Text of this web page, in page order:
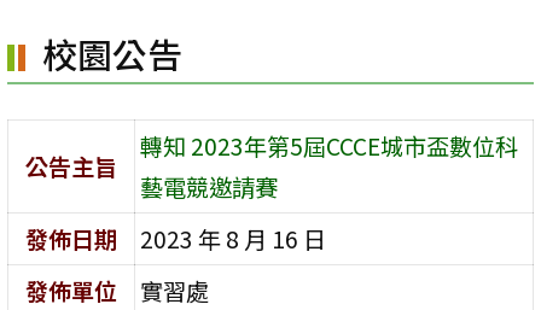
容
區
校園公告
公告主旨
轉知 2023年第5屆CCCE城市盃數位科
藝電競邀請賽
發佈日期
2023 年 8 月 16 日
發佈單位
實習處